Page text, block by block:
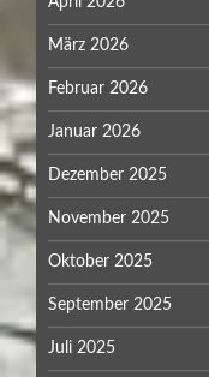
März 2026
Februar 2026
Januar 2026
Dezember 2025
November 2025
Oktober 2025
September 2025
Juli 2025